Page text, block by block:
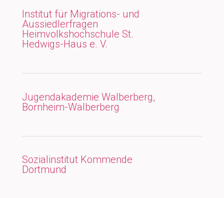
Institut für Migrations- und
Aussiedlerfragen
Heimvolkshochschule St.
Hedwigs-Haus e. V.
Jugendakademie Walberberg,
Bornheim-Walberberg
Sozialinstitut Kommende
Dortmund